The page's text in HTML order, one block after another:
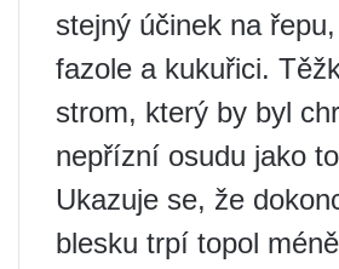
stejný účinek na
fazole a kukuřici.
strom, který by byl
nepřízní osudu jako
Ukazuje se, že
blesku trpí topol